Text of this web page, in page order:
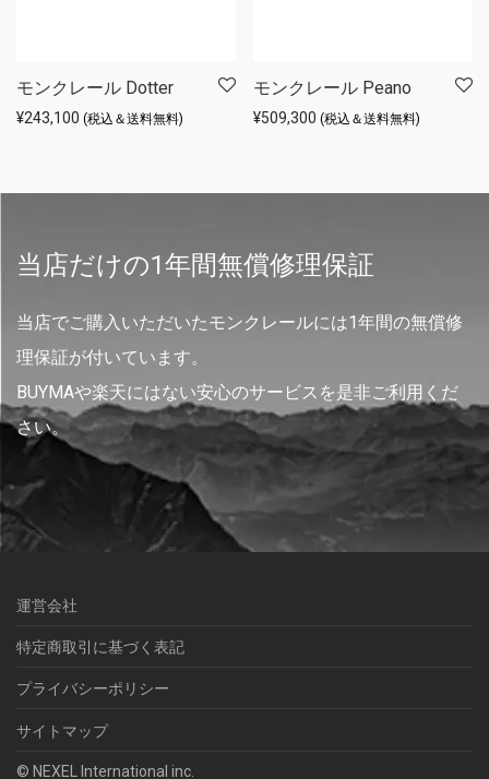
モンクレール Dotter
¥243,100 (税込＆送料無料)
モンクレール Peano
¥509,300 (税込＆送料無料)
当店だけの1年間無償修理保証
当店でご購入いただいたモンクレールには1年間の無償修
理保証が付いています。
BUYMAや楽天にはない安心のサービスを是非ご利用くだ
さい。
運営会社
特定商取引に基づく表記
プライバシーポリシー
サイトマップ
© NEXEL International inc.